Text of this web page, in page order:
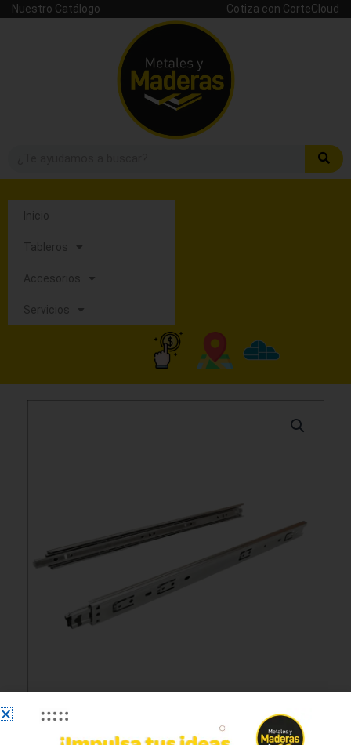
Nuestro Catálogo Cotiza con CorteCloud
Inicio
Tableros
Accesorios
Servicios